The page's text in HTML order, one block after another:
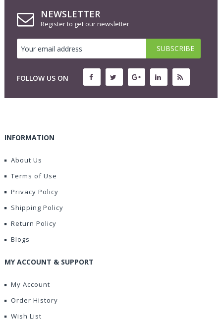
NEWSLETTER
Register to get our newsletter
FOLLOW US ON
INFORMATION
About Us
Terms of Use
Privacy Policy
Shipping Policy
Return Policy
Blogs
MY ACCOUNT & SUPPORT
My Account
Order History
Wish List